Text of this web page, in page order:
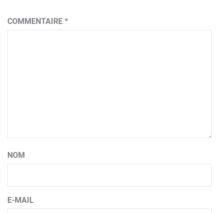
COMMENTAIRE *
NOM
E-MAIL